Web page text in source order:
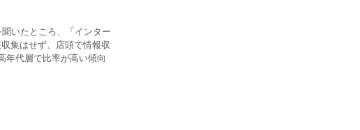
いたところ、「インター
集はせず、店頭で情報収
年代層で比率が高い傾向